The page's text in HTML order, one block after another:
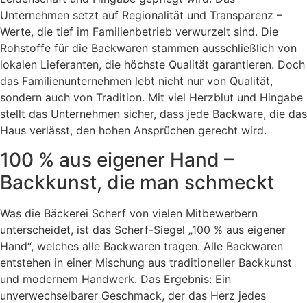
Unternehmen setzt auf Regionalität und Transparenz –
Werte, die tief im Familienbetrieb verwurzelt sind. Die
Rohstoffe für die Backwaren stammen ausschließlich von
lokalen Lieferanten, die höchste Qualität garantieren. Doch
das Familienunternehmen lebt nicht nur von Qualität,
sondern auch von Tradition. Mit viel Herzblut und Hingabe
stellt das Unternehmen sicher, dass jede Backware, die das
Haus verlässt, den hohen Ansprüchen gerecht wird.
100 % aus eigener Hand –
Backkunst, die man schmeckt
Was die Bäckerei Scherf von vielen Mitbewerbern
unterscheidet, ist das Scherf-Siegel „100 % aus eigener
Hand“, welches alle Backwaren tragen. Alle Backwaren
entstehen in einer Mischung aus traditioneller Backkunst
und modernem Handwerk. Das Ergebnis: Ein
unverwechselbarer Geschmack, der das Herz jedes